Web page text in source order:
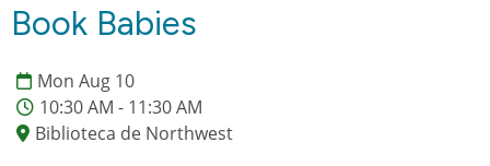
Book Babies
Mon Aug 10
10:30 AM - 11:30 AM
Biblioteca de Northwest